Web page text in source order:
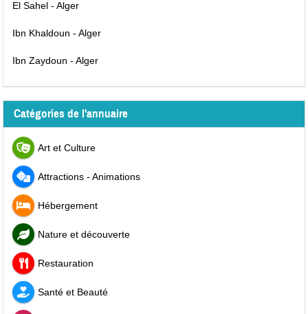
El Sahel - Alger
Ibn Khaldoun - Alger
Ibn Zaydoun - Alger
Catégories de l'annuaire
Art et Culture
Attractions - Animations
Hébergement
Nature et découverte
Restauration
Santé et Beauté